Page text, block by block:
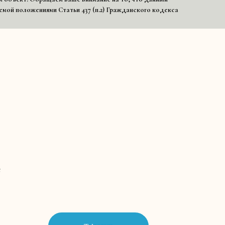
положениями Статьи 437 (п.2) Гражданского кодекса